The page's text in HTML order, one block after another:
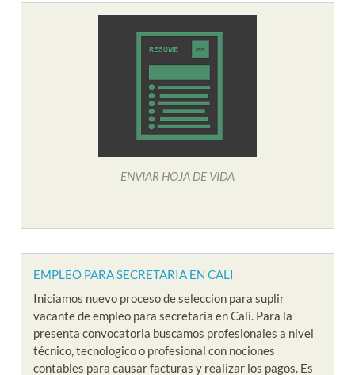
ENVIAR HOJA DE VIDA
EMPLEO PARA SECRETARIA EN CALI
Iniciamos nuevo proceso de seleccion para suplir
vacante de empleo para secretaria en Cali. Para la
presenta convocatoria buscamos profesionales a nivel
técnico, tecnologico o profesional con nociones
contables para causar facturas y realizar los pagos. Es